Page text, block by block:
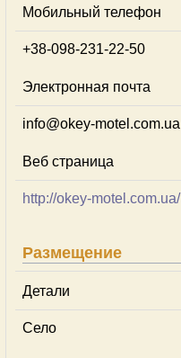
Мобильный телефон
+38-098-231-22-50
Электронная почта
info@okey-motel.com.ua
Веб страница
http://okey-motel.com.ua/
Размещение
Детали
Село